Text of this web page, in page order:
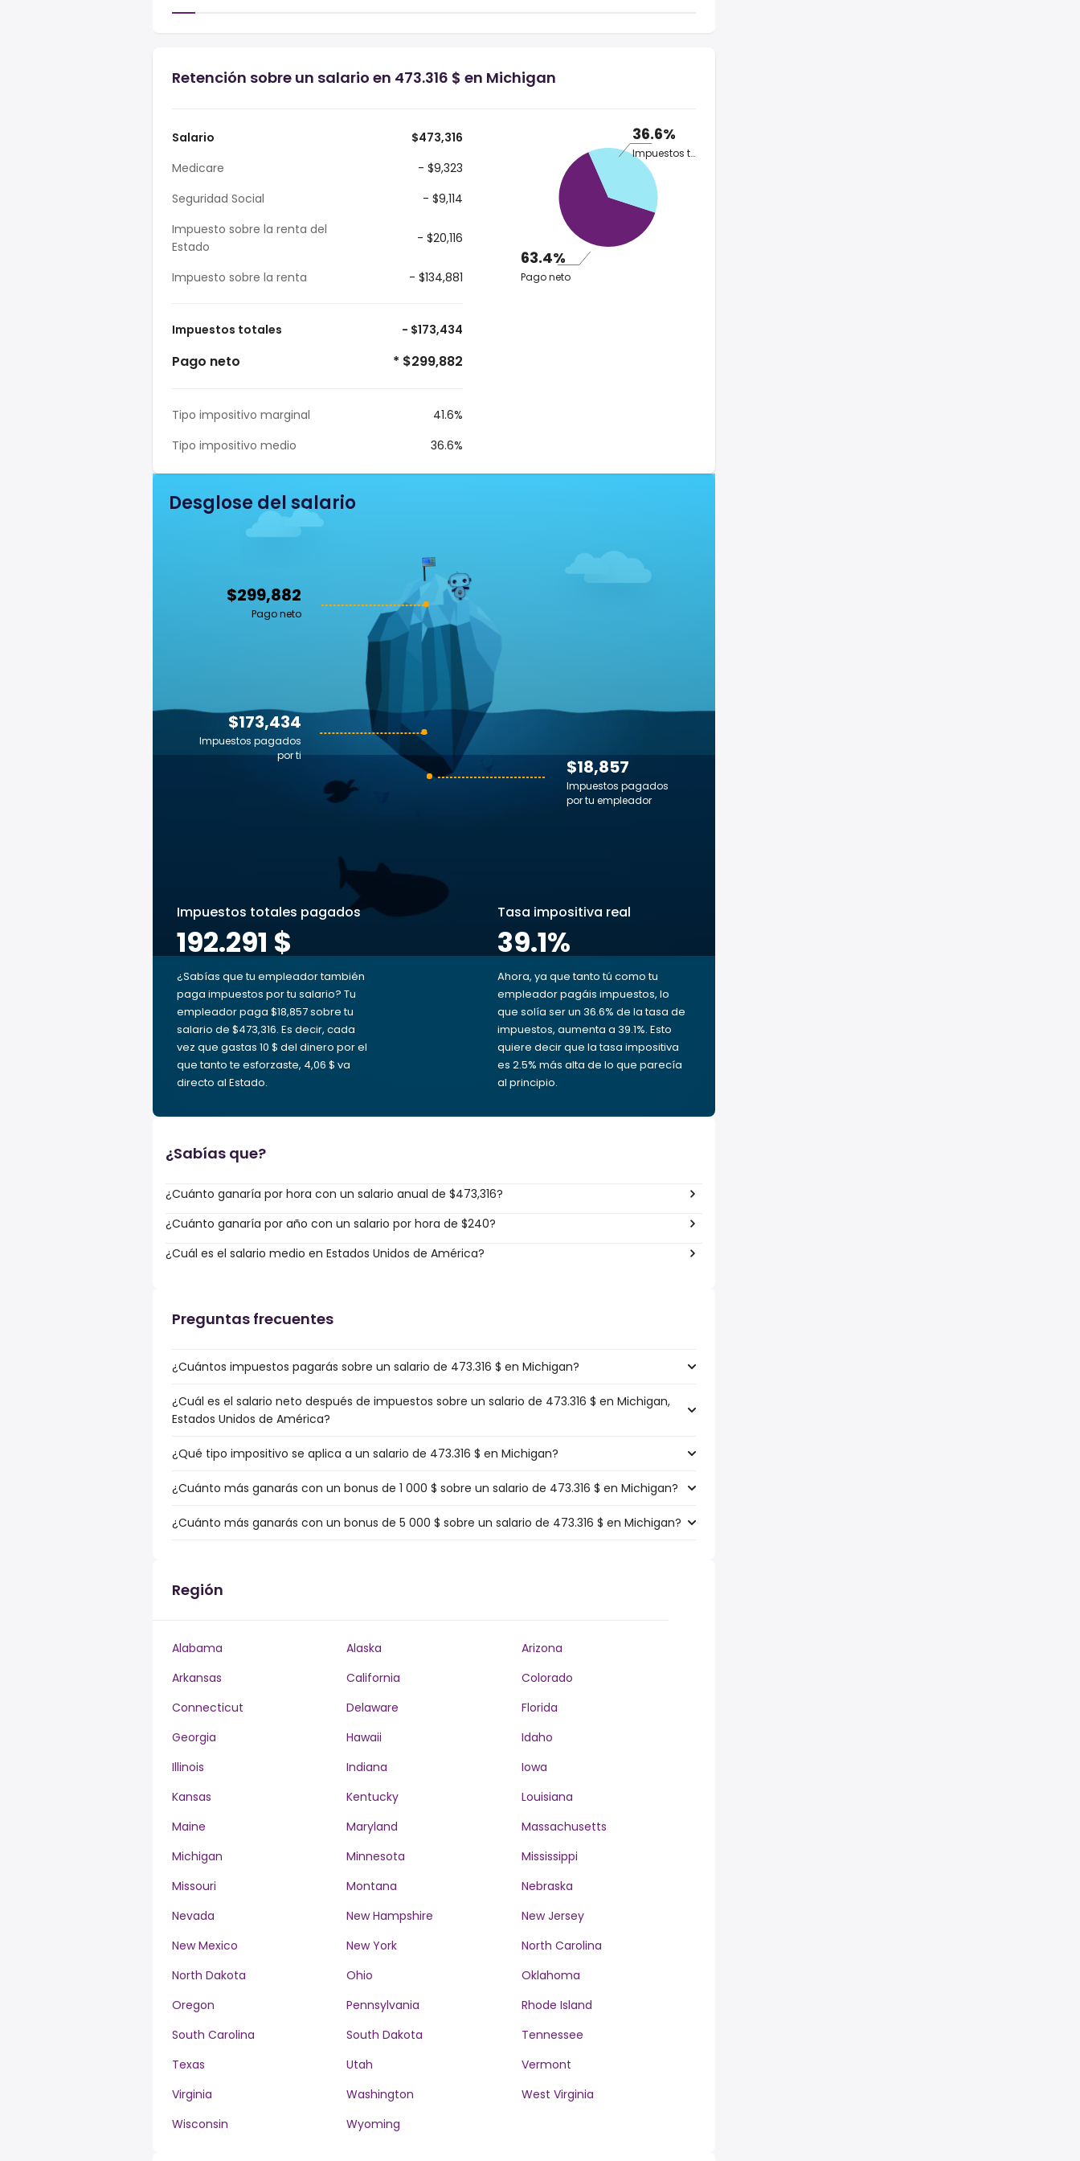
Retención sobre un salario en 473.316 $ en Michigan
Salario
$473,316
Medicare
- $9,323
Seguridad Social
- $9,114
Impuesto sobre la renta del
Estado
- $20,116
Impuesto sobre la renta - $134,881
Impuestos totales - $173,434
Pago neto * $299,882
Tipo impositivo marginal
41.6%
Tipo impositivo medio
36.6%
36.6%
Impuestos totales
63.4%
Pago neto
Desglose del salario
$299,882
Pago neto
$18,857
Impuestos pagados
por tu empleador
$173,434
Impuestos pagados
por ti
Impuestos totales pagados
192.291 $
¿Sabías que tu empleador también
paga impuestos por tu salario? Tu
empleador paga $18,857 sobre tu
salario de $473,316. Es decir, cada
vez que gastas 10 $ del dinero por el
que tanto te esforzaste, 4,06 $ va
directo al Estado.
Tasa impositiva real
39.1%
Ahora, ya que tanto tú como tu
empleador pagáis impuestos, lo
que solía ser un 36.6% de la tasa de
impuestos, aumenta a 39.1%. Esto
quiere decir que la tasa impositiva
es 2.5% más alta de lo que parecía
al principio.
¿Sabías que?
¿Cuánto ganaría por hora con un salario anual de $473,316?
¿Cuánto ganaría por año con un salario por hora de $240?
¿Cuál es el salario medio en Estados Unidos de América?
Preguntas frecuentes
¿Cuántos impuestos pagarás sobre un salario de 473.316 $ en Michigan?
¿Cuál es el salario neto después de impuestos sobre un salario de 473.316 $ en Michigan,
Estados Unidos de América?
¿Qué tipo impositivo se aplica a un salario de 473.316 $ en Michigan?
¿Cuánto más ganarás con un bonus de 1 000 $ sobre un salario de 473.316 $ en Michigan?
¿Cuánto más ganarás con un bonus de 5 000 $ sobre un salario de 473.316 $ en Michigan?
Región
Alabama Alaska
Arizona
Arkansas
California
Colorado
Connecticut
Delaware
Florida
Georgia
Hawaii
Idaho
Illinois
Indiana
Iowa
Kansas
Kentucky
Louisiana
Maine
Maryland
Massachusetts
Michigan
Minnesota
Mississippi
Missouri
Montana
Nebraska
Nevada
New Hampshire
New Jersey
New Mexico
New York
North Carolina
North Dakota
Ohio
Oklahoma
Oregon
Pennsylvania
Rhode Island
South Carolina
South Dakota
Tennessee
Texas
Utah
Vermont
Virginia
Washington
West Virginia
Wisconsin
Wyoming